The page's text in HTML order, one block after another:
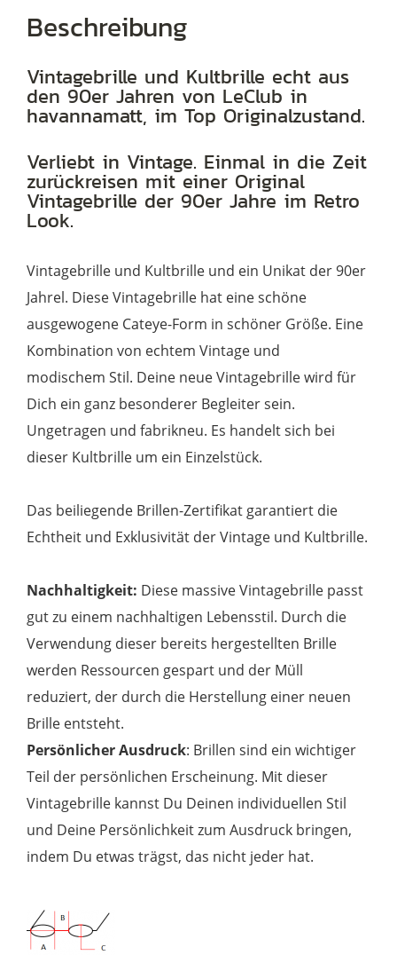
große
Cateyebrille
in
Menge
Beschreibung
Vintagebrille und Kultbrille echt aus
den 90er Jahren von LeClub in
havannamatt, im Top Originalzustand.
Verliebt in Vintage. Einmal in die Zeit
zurückreisen mit einer Original
Vintagebrille der 90er Jahre im Retro
Look.
Vintagebrille und Kultbrille und ein Unikat der 90er
Jahrel. Diese Vintagebrille hat eine schöne
ausgewogene Cateye-Form in schöner Größe. Eine
Kombination von echtem Vintage und
modischem Stil. Deine neue Vintagebrille wird für
Dich ein ganz besonderer Begleiter sein.
Ungetragen und fabrikneu. Es handelt sich bei
dieser Kultbrille um ein Einzelstück.
Das beiliegende Brillen-Zertifikat garantiert die
Echtheit und Exklusivität der Vintage und Kultbrille.
Nachhaltigkeit: Diese massive Vintagebrille passt
gut zu einem nachhaltigen Lebensstil. Durch die
Verwendung dieser bereits hergestellten Brille
werden Ressourcen gespart und der Müll
reduziert, der durch die Herstellung einer neuen
Brille entsteht.
Persönlicher Ausdruck: Brillen sind ein wichtiger
Teil der persönlichen Erscheinung. Mit dieser
Vintagebrille kannst Du Deinen individuellen Stil
und Deine Persönlichkeit zum Ausdruck bringen,
indem Du etwas trägst, das nicht jeder hat.